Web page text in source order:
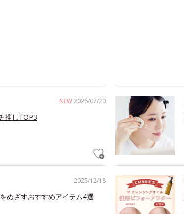
NEW 2026/07/20
推しTOP3
2025/12/18
めざすおすすめアイテム4選